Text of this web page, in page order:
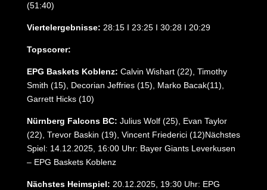
(51:40)
Viertelergebnisse: 28:15 I 23:25 I 30:28 I 20:29
Topscorer:
EPG Baskets Koblenz: Calvin Wishart (22), Timothy
Smith (15), Decorian Jeffries (15), Marko Bacak(11),
Garrett Hicks (10)
Nürnberg Falcons BC: Julius Wolf (25), Evan Taylor
(22), Trevor Baskin (19), Vincent Friederici (12)Nächstes
Spiel: 14.12.2025, 16:00 Uhr: Bayer Giants Leverkusen
– EPG Baskets Koblenz
Nächstes Heimspiel: 20.12.2025, 19:30 Uhr: EPG